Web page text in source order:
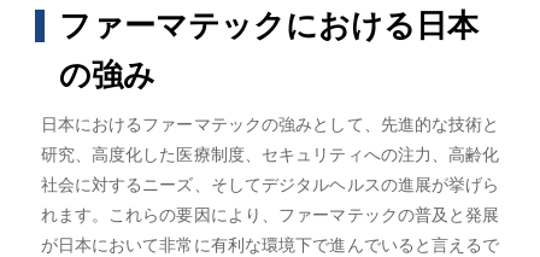
ファーマテックにおける日本
の強み
日本におけるファーマテックの強みとして、先進的な技術と
研究、高度化した医療制度、セキュリティへの注力、高齢化
社会に対するニーズ、そしてデジタルヘルスの進展が挙げら
れます。これらの要因により、ファーマテックの普及と発展
が日本において非常に有利な環境下で進んでいると言えるで